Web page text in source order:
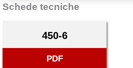
Schede tecniche
450-6
PDF